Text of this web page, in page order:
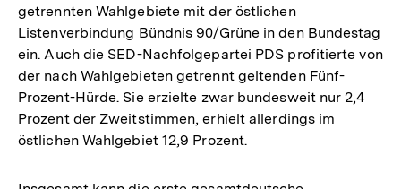
getrennten Wahlgebiete mit der östlichen
Listenverbindung Bündnis 90/Grüne in den Bundestag
ein. Auch die SED-Nachfolgepartei PDS profitierte von
der nach Wahlgebieten getrennt geltenden Fünf-
Prozent-Hürde. Sie erzielte zwar bundesweit nur 2,4
Prozent der Zweitstimmen, erhielt allerdings im
östlichen Wahlgebiet 12,9 Prozent.